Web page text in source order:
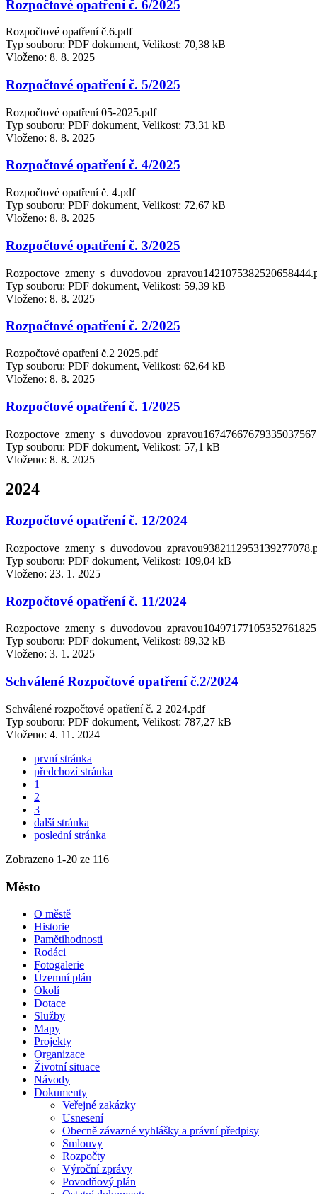
Rozpočtové opatření č. 6/2025
Rozpočtové opatření č.6.pdf
Typ souboru: PDF dokument, Velikost: 70,38 kB
Vloženo: 8. 8. 2025
Rozpočtové opatření č. 5/2025
Rozpočtové opatření 05-2025.pdf
Typ souboru: PDF dokument, Velikost: 73,31 kB
Vloženo: 8. 8. 2025
Rozpočtové opatření č. 4/2025
Rozpočtové opatření č. 4.pdf
Typ souboru: PDF dokument, Velikost: 72,67 kB
Vloženo: 8. 8. 2025
Rozpočtové opatření č. 3/2025
Typ souboru: PDF dokument, Velikost: 59,39 kB
Vloženo: 8. 8. 2025
Rozpočtové opatření č. 2/2025
Rozpočtové opatření č.2 2025.pdf
Typ souboru: PDF dokument, Velikost: 62,64 kB
Vloženo: 8. 8. 2025
Rozpočtové opatření č. 1/2025
Typ souboru: PDF dokument, Velikost: 57,1 kB
Vloženo: 8. 8. 2025
2024
Rozpočtové opatření č. 12/2024
Typ souboru: PDF dokument, Velikost: 109,04 kB
Vloženo: 23. 1. 2025
Rozpočtové opatření č. 11/2024
Typ souboru: PDF dokument, Velikost: 89,32 kB
Vloženo: 3. 1. 2025
Schválené Rozpočtové opatření č.2/2024
Schválené rozpočtové opatření č. 2 2024.pdf
Typ souboru: PDF dokument, Velikost: 787,27 kB
Vloženo: 4. 11. 2024
první stránka
předchozí stránka
1
2
3
další stránka
poslední stránka
Zobrazeno 1-20 ze 116
Město
O městě
Historie
Pamětihodnosti
Rodáci
Fotogalerie
Územní plán
Okolí
Dotace
Služby
Mapy
Projekty
Organizace
Životní situace
Návody
Dokumenty
Veřejné zakázky
Usnesení
Obecně závazné vyhlášky a právní předpisy
Smlouvy
Rozpočty
Výroční zprávy
Povodňový plán